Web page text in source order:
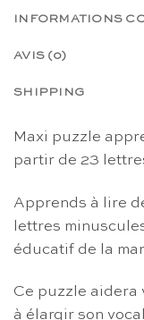
INFORMATIONS
AVIS (0)
SHIPPING
Maxi puzzle
partir de 23
Apprends à lire
lettres
éducatif de la
Ce puzzle aidera
à élargir son